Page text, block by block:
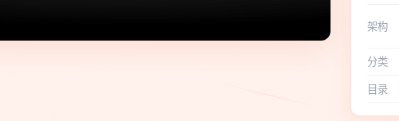
架构
分类
目录